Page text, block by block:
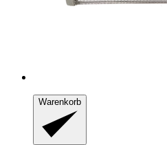
Warenkorb